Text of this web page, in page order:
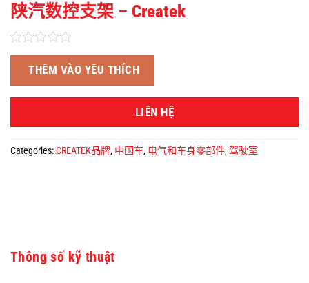
陕汽数控支架 – Createk
THÊM VÀO YÊU THÍCH
LIÊN HỆ
Categories:CREATEK品牌, 中国车, 电气和车身零部件,驾驶室
Thông số kỹ thuật